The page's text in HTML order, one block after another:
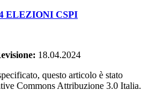
ELEZIONI CSPI
18.04.2024
questo articolo è stato
Commons Attribuzione 3.0 Italia.